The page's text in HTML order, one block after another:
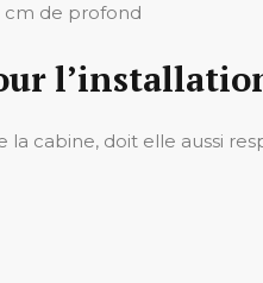
cm de profond
la cabine, doit elle